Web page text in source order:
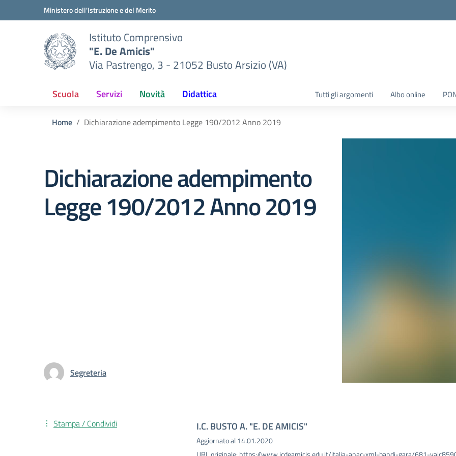
Vai ai contenuti
Vai al menu di navigazioneMinistero dell'Istruzione e del Merito
Istituto Comprensivo
"E. De Amicis"
Via Pastrengo, 3 - 21052 Busto Arsizio (VA)
Scuola Servizi Novità Didattica Tutti gli argomenti Albo online
Home Dichiarazione adempimento Legge 190/2012 Anno 2019
Dichiarazione adempimento
Legge 190/2012 Anno 2019
Segreteria
Stampa / Condividi I.C. BUSTO A. "E. DE AMICIS"
Aggiornato al 14.01.2020